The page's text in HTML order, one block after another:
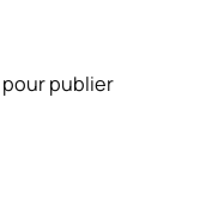
pour publier